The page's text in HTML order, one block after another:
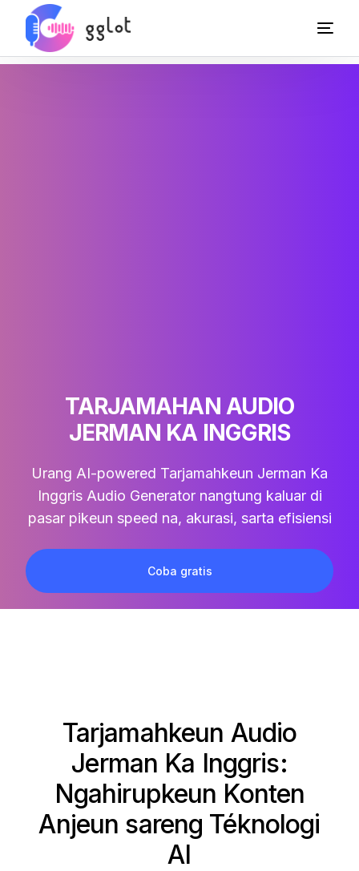
TARJAMAHAN AUDIO
JERMAN KA INGGRIS
Urang AI-powered Tarjamahkeun Jerman Ka
Inggris Audio Generator nangtung kaluar di
pasar pikeun speed na, akurasi, sarta efisiensi
Coba gratis
Tarjamahkeun Audio
Jerman Ka Inggris:
Ngahirupkeun Konten
Anjeun sareng Téknologi
AI